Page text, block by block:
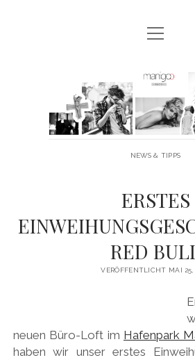
MANIGOO BLOG
MANIGOO MODELS
IMPRESSUM &
Menü
öffnen
Manigoo
NEWS & TIPPS
ERSTES
RED
VERÖFFENTLICHT MAI 25,
neuen Büro-Loft im Hafenpark
haben wir unser erstes